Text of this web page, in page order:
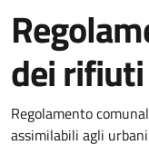
dei rifiuti
Regolamento
assimilabili agli urbani